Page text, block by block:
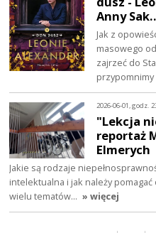
Anny
Jak z
masowego
zajrzeć do
2026-06-01, godz.
"Lekcja
reportaż
Elmerych
Jakie są rodzaje
intelektualna i jak należy
wielu tematów… » więcej